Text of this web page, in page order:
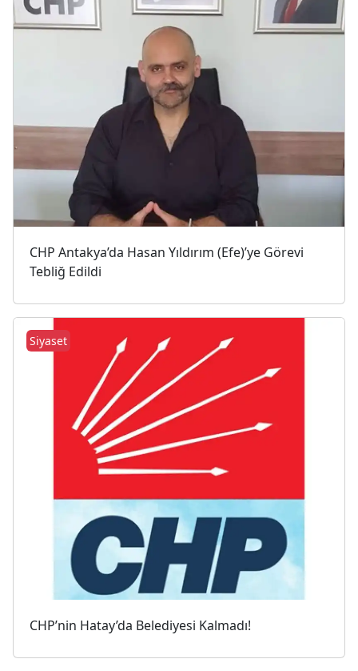
CHP Antakya’da Hasan Yıldırım (Efe)’ye Görevi
Tebliğ Edildi
CHP’nin Hatay’da Belediyesi Kalmadı!
Siyaset